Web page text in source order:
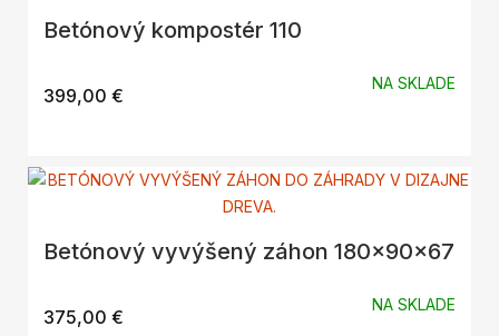
Betónový kompostér 110
399,00 €
NA SKLADE
Betónový vyvýšený záhon 180x90x67
375,00 €
NA SKLADE